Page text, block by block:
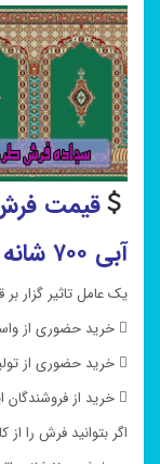
آبی ۷۰۰ شانه کاشان:
یک عامل تاثیر گزار
 خرید حضوری از واسطه گران
 خرید حضوری از تولید کنندگان
 خرید از فروشندگان اینترنتی
اگر بتوانید فرش را